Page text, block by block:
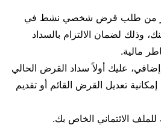
أكثر من طلب قرض شخصي نشط في
وذلك لضمان الالتزام بالسداد
مالية.
عليك أولاً سداد القرض الحالي
تعديل القرض القائم أو تقديم
للملف الائتماني الخاص بك.